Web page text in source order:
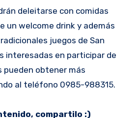
deleitarse con comidas
un welcome drink y además
juegos de San
interesadas en participar de
pueden obtener más
al teléfono 0985-988315.
compartilo :)